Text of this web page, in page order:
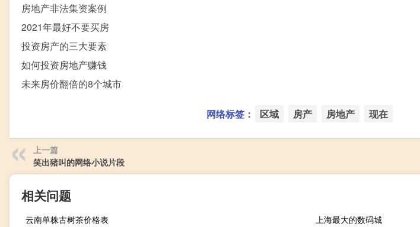
房地产非法集资案例
2021年最好不要买房
投资房产的三大要素
如何投资房地产赚钱
未来房价翻倍的8个城市
网络标签： 区域 房产 房地产 现在
上一篇
笑出猪叫的网络小说片段
相关问题
云南单株古树茶价格表 上海最大的数码城